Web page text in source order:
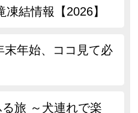
結情報【2026】
末年始、ココ見て必
旅 ～犬連れで楽